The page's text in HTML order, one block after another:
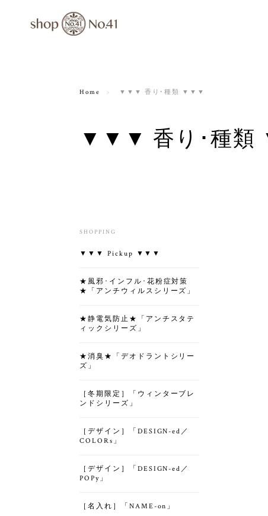
Home ▼▼▼ 香り･種類 ▼▼▼
▼▼▼ 香り･種
SHOPPING
▼▼▼ Pickup ▼▼▼
★風邪･インフル･花粉症対策
★「アンチウィルスシリーズ」
★静電気防止★「アンチスタテ
ィックシリーズ」
★消臭★「デオドラントシリー
ズ」
［冬期限定］「ウィンターブレ
ンドシリーズ」
［デザイン］「DESIGN-ed／
COLORs」
［デザイン］「DESIGN-ed／
POPy」
［名入れ］「NAME-on」